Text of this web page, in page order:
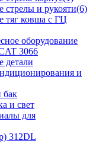
стрелы и рукояти(6)
тяг ковша с ГЦ
оборудование
3066
детали
и
бак
и свет
для
312DL